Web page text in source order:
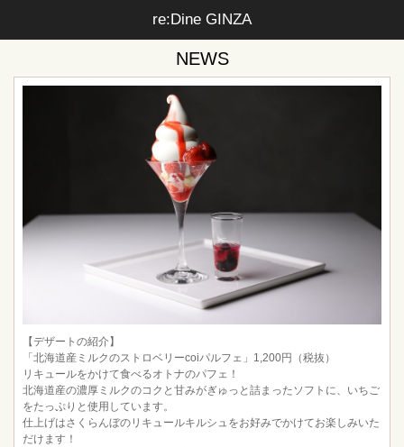
re:Dine GINZA
NEWS
【デザートの紹介】
「北海道産ミルクのストロベリーcoiパルフェ」1,200円（税抜）
リキュールをかけて食べるオトナのパフェ！
北海道産の濃厚ミルクのコクと甘みがぎゅっと詰まったソフトに、いちご
をたっぷりと使用しています。
仕上げはさくらんぼのリキュールキルシュをお好みでかけてお楽しみいた
だけます！